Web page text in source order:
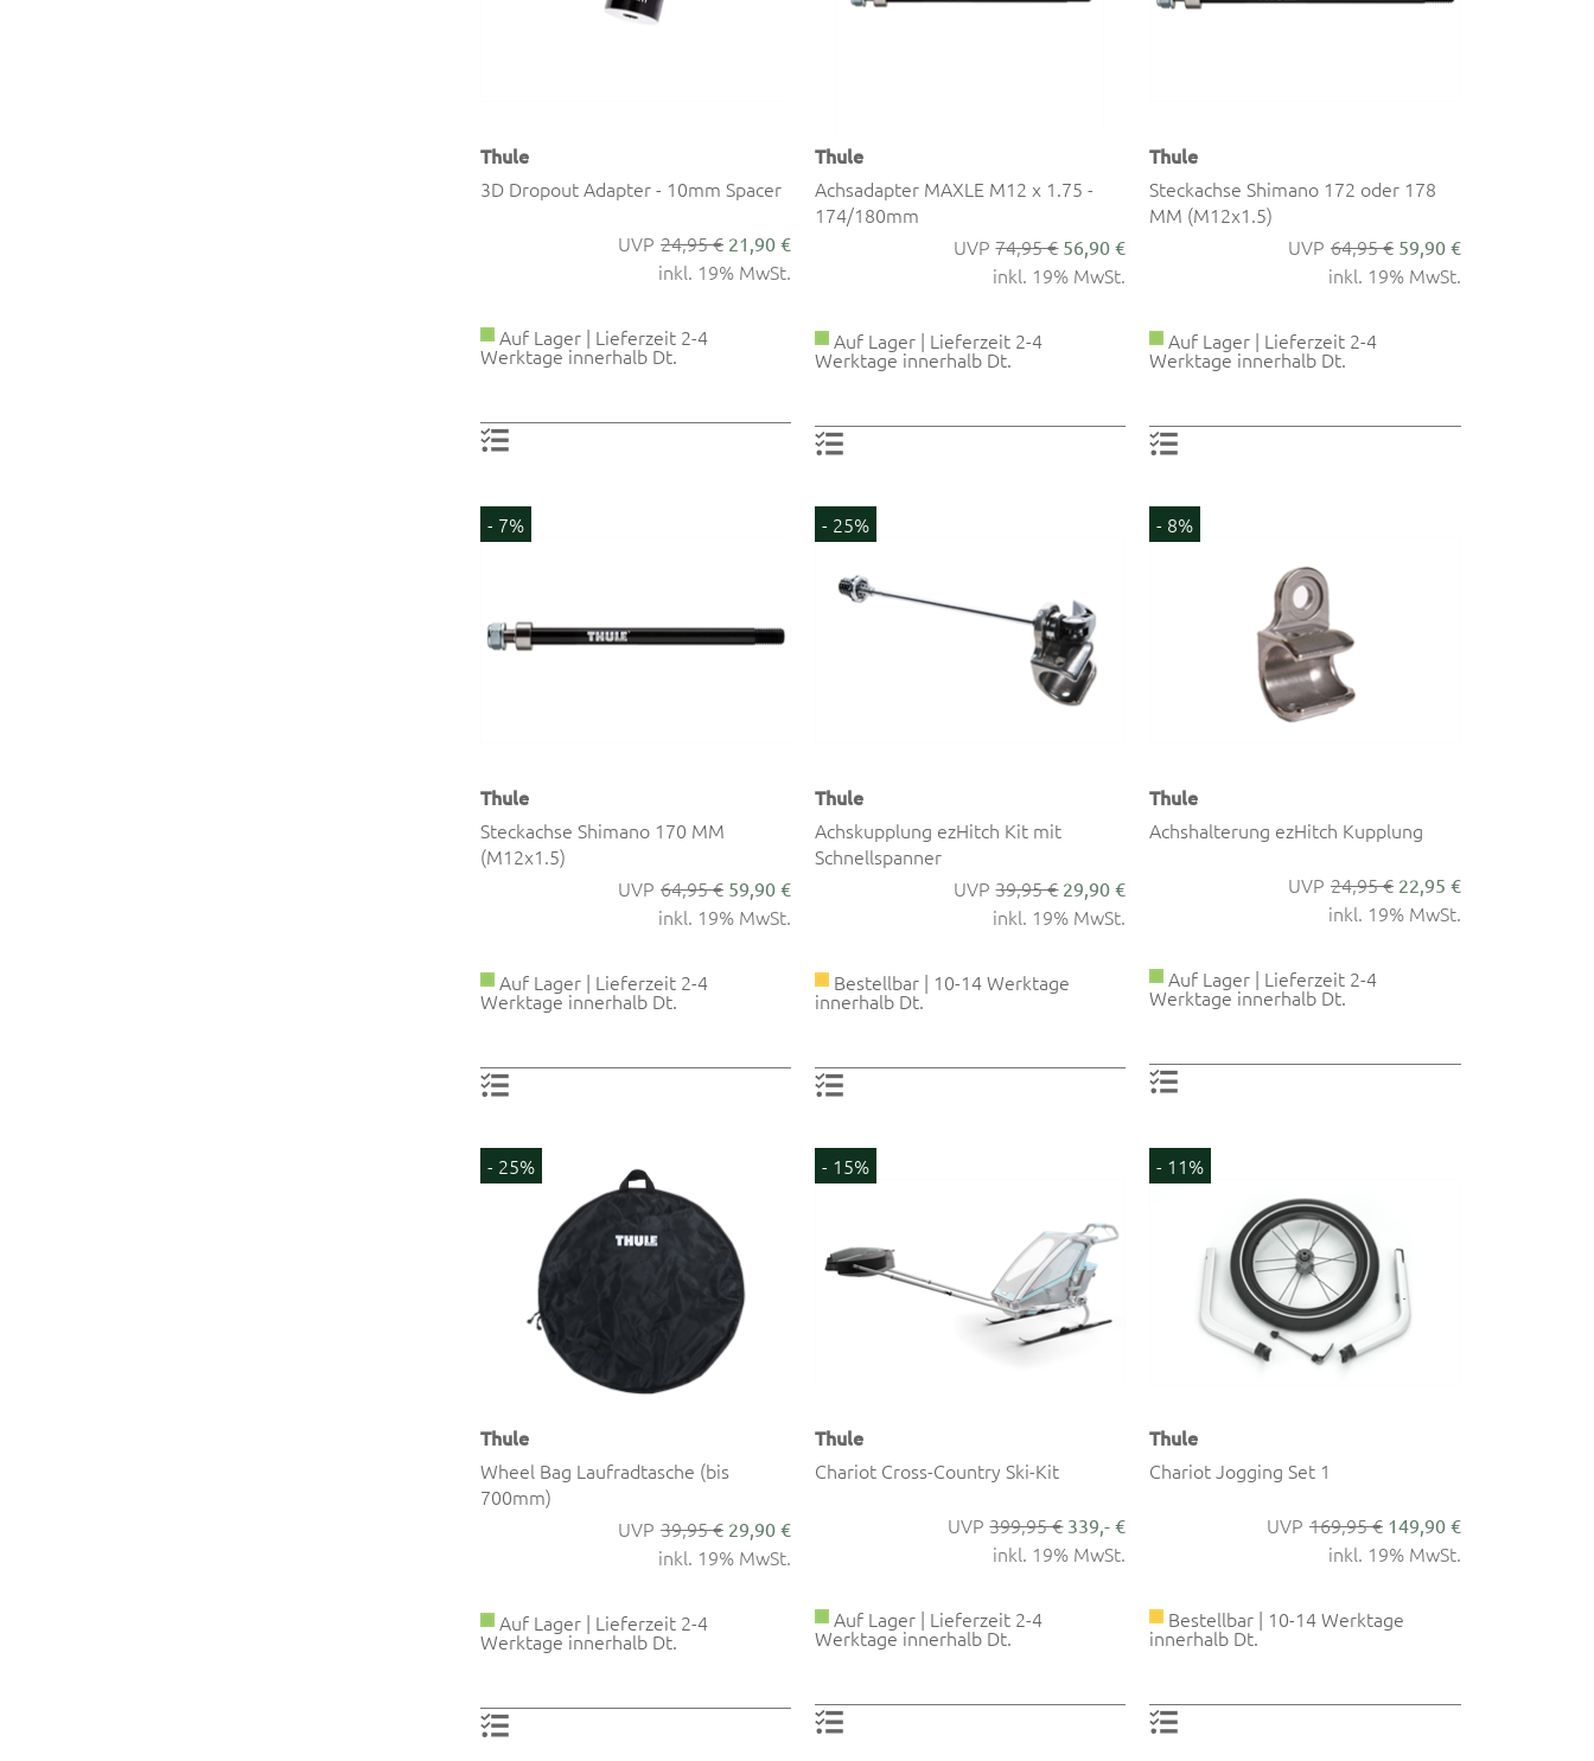
Thule
3D Dropout Adapter - 10mm Spacer
24,95 € 21,90 €
inkl. 19% MwSt.
Auf Lager | Lieferzeit 2-4
Werktage innerhalb Dt.
Thule
Achsadapter MAXLE M12 x 1.75 -
174/180mm
74,95 € 56,90 €
inkl. 19% MwSt.
Auf Lager | Lieferzeit 2-4
Werktage innerhalb Dt.
Thule
Steckachse Shimano 172 oder 178
MM (M12x1.5)
64,95 € 59,90 €
inkl. 19% MwSt.
Auf Lager | Lieferzeit 2-4
Werktage innerhalb Dt.
- 7%
Thule
Steckachse Shimano 170 MM
(M12x1.5)
64,95 € 59,90 €
inkl. 19% MwSt.
Auf Lager | Lieferzeit 2-4
Werktage innerhalb Dt.
- 25%
Thule
Achskupplung ezHitch Kit mit
Schnellspanner
39,95 € 29,90 €
inkl. 19% MwSt.
Bestellbar | 10-14 Werktage
innerhalb Dt.
- 8%
Thule
Achshalterung ezHitch Kupplung
24,95 € 22,95 €
inkl. 19% MwSt.
Auf Lager | Lieferzeit 2-4
Werktage innerhalb Dt.
- 25%
Thule
Wheel Bag Laufradtasche (bis
700mm)
39,95 € 29,90 €
inkl. 19% MwSt.
Auf Lager | Lieferzeit 2-4
Werktage innerhalb Dt.
- 15%
Thule
Chariot Cross-Country Ski-Kit
399,95 € 339,- €
inkl. 19% MwSt.
Auf Lager | Lieferzeit 2-4
Werktage innerhalb Dt.
- 11%
Thule
Chariot Jogging Set 1
169,95 € 149,90 €
inkl. 19% MwSt.
Bestellbar | 10-14 Werktage
innerhalb Dt.